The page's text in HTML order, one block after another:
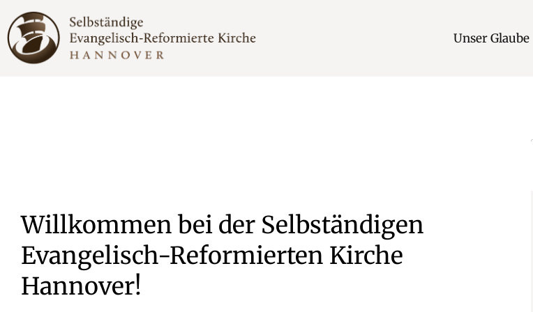
Inhalt
springen
Unser Glaube
Willkommen bei der Selbständigen
Evangelisch-Reformierten Kirche
Hannover!